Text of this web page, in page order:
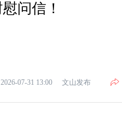
问信！
2026-07-31 13:00 文山发布